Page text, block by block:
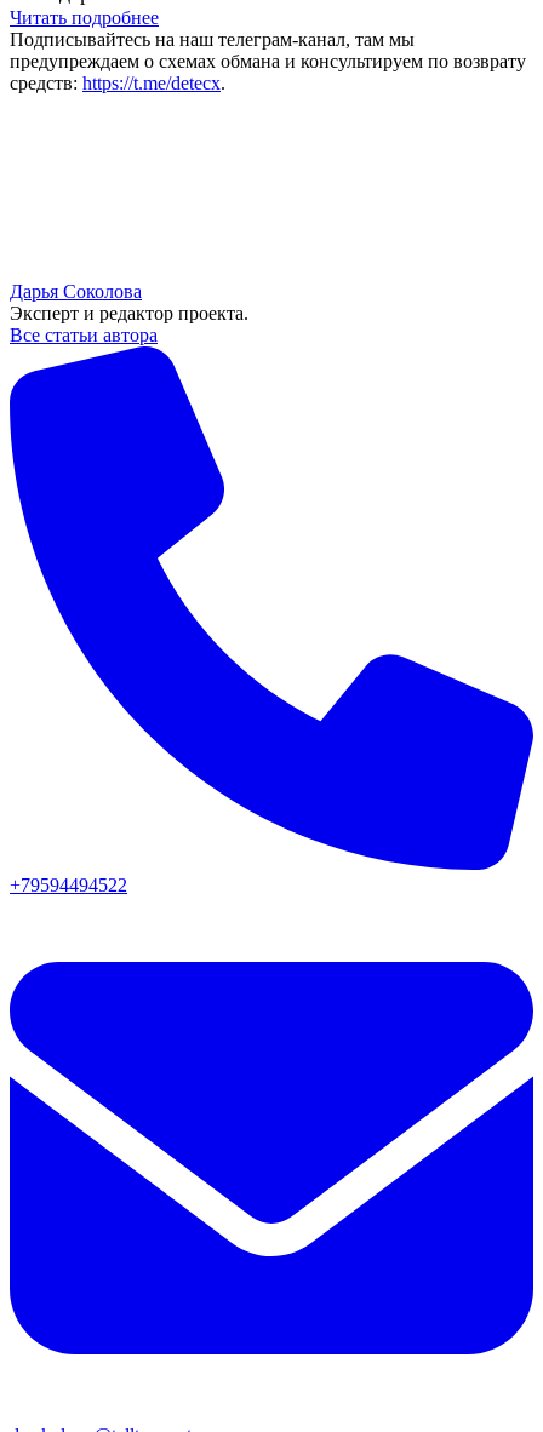
Читать подробнее
Подписывайтесь на наш телеграм-канал, там мы
предупреждаем о схемах обмана и консультируем по возврату
средств: https://t.me/detecx.
Дарья Соколова
Эксперт и редактор проекта.
Все статьи автора
+79594494522